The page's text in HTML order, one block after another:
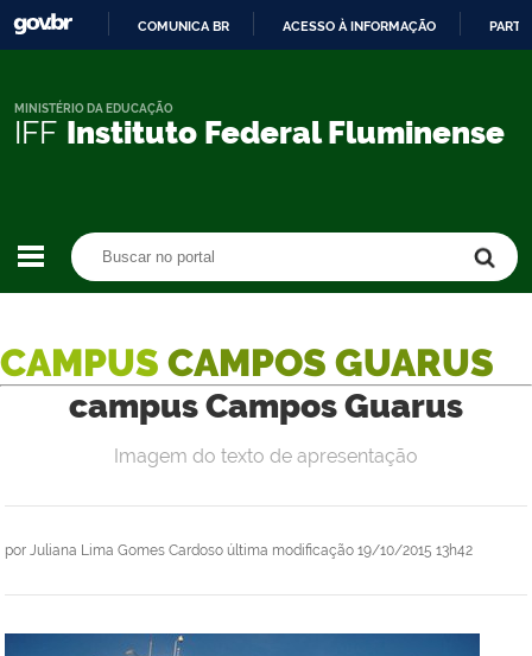
CONTEÚDO
COMUNICA BR ACESSO À INFORMAÇÃO
IFF Instituto Federal Fluminense
MINISTÉRIO DA EDUCAÇÃO
CAMPUS CAMPOS GUARUS
campus Campos Guarus
por Juliana Lima Gomes Cardoso última modificação 19/10/2015 13h42
Imagem do texto de apresentação